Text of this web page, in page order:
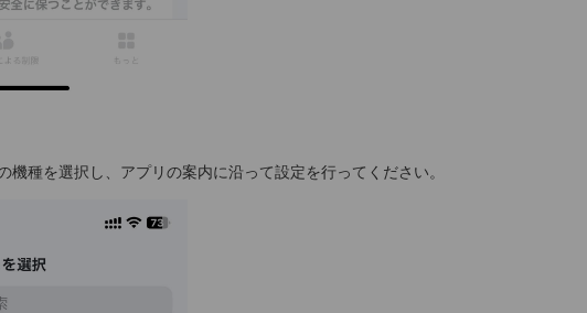
機種を選択し、アプリの案内に沿って設定を行ってください。